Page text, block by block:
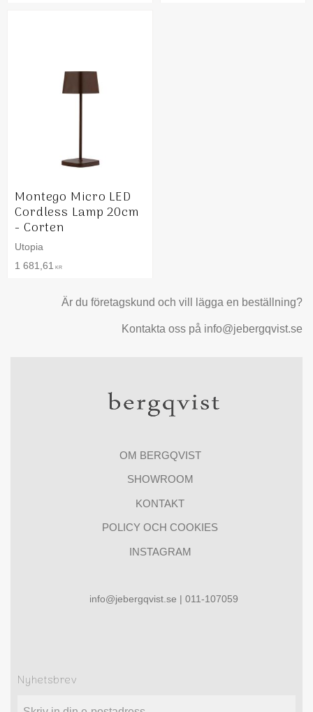
Montego Micro LED
Cordless Lamp 20cm
- Corten
Utopia
1 681,61
KR
Är du företagskund och vill lägga en beställning?
Kontakta oss på info@jebergqvist.se
OM BERGQVIST
SHOWROOM
KONTAKT
POLICY OCH COOKIES
INSTAGRAM
info@jebergqvist.se | 011-107059
Nyhetsbrev